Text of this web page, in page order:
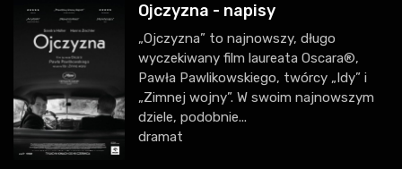
Ojczyzna - napisy
„Ojczyzna” to najnowszy, długo
wyczekiwany film laureata Oscara®,
Pawła Pawlikowskiego, twórcy „Idy” i
„Zimnej wojny”. W swoim najnowszym
dziele, podobnie...
dramat